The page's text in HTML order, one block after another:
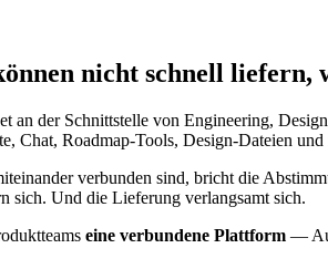
nicht schnell
an der Schnittstelle von Engineering,
Chat, Roadmap-Tools, Design-Dateien und
verbunden sind, bricht die
sich. Und die Lieferung verlangsamt sich.
eine verbundene Plattform —